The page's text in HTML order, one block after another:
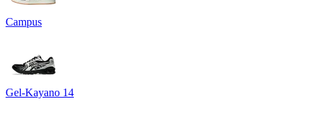
Campus
Gel-Kayano 14